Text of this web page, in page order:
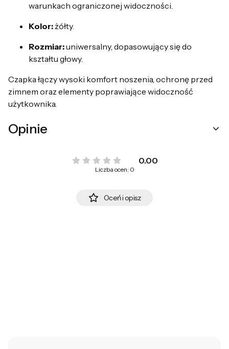
warunkach ograniczonej widoczności.
Kolor:żółty.
Rozmiar:uniwersalny, dopasowujący się do
kształtu głowy.
Czapka łączy wysoki komfort noszenia, ochronę przed
zimnem oraz elementy poprawiające widoczność
użytkownika.
Opinie
0.00
Liczba ocen: 0
Oceń i opisz